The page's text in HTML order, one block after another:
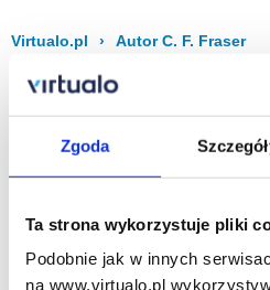
Zgoda
Ta strona wykorzystuje pliki
Podobnie jak w innych
na www.virtualo.pl
Virtualo.pl › Autor C. F. Fraser
Filtruj